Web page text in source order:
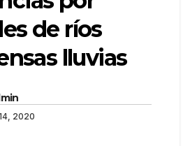
de ríos
lluvias
2020